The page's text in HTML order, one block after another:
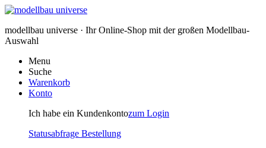
modellbau universe · Ihr Online-Shop mit der großen Modellbau-
Auswahl
Menu
Suche
Warenkorb
Konto
Ich habe ein Kundenkontozum Login
Statusabfrage Bestellung